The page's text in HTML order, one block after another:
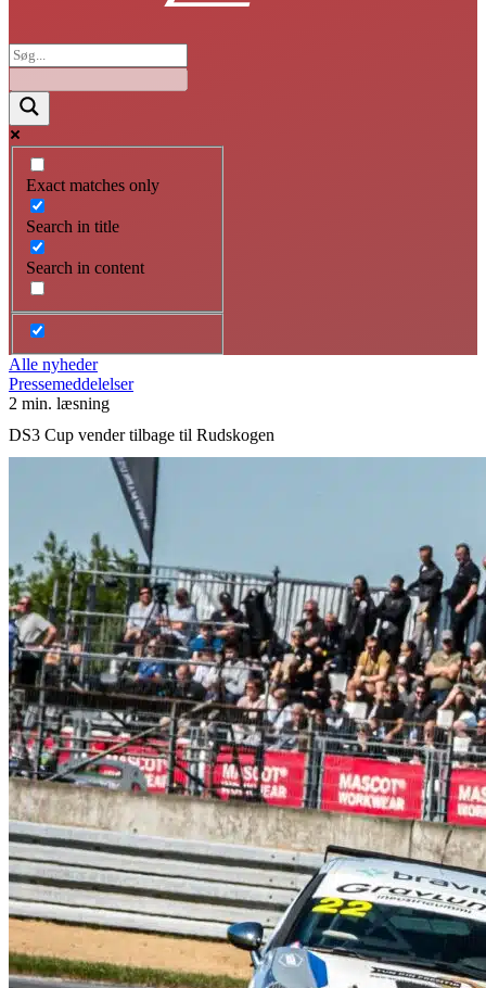
Exact matches only
Search in title
Search in content
Alle nyheder
Pressemeddelelser
2 min. læsning
DS3 Cup vender tilbage til Rudskogen